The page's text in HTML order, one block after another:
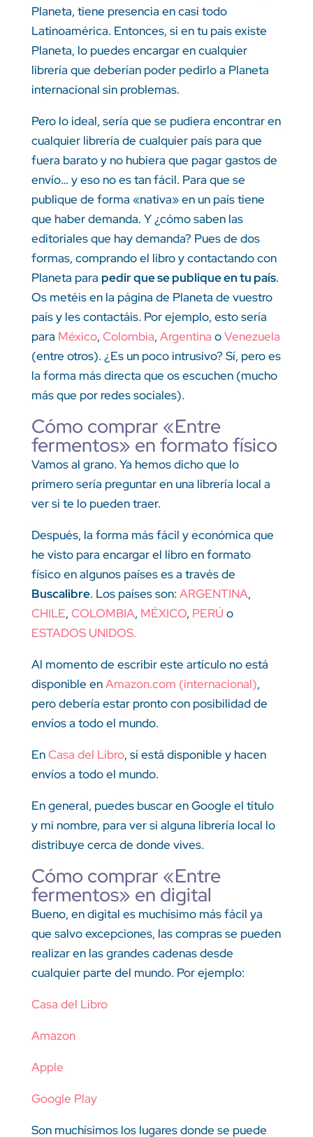
Planeta, tiene presencia en casi todo
Latinoamérica. Entonces, si en tu país existe
Planeta, lo puedes encargar en cualquier
librería que deberían poder pedirlo a Planeta
internacional sin problemas.
Pero lo ideal, sería que se pudiera encontrar en
cualquier librería de cualquier país para que
fuera barato y no hubiera que pagar gastos de
envío… y eso no es tan fácil. Para que se
publique de forma «nativa» en un país tiene
que haber demanda. Y ¿cómo saben las
editoriales que hay demanda? Pues de dos
formas, comprando el libro y contactando con
Planeta para pedir que se publique en tu país.
Os metéis en la página de Planeta de vuestro
país y les contactáis. Por ejemplo, esto sería
para México, Colombia, Argentina oVenezuela
(entre otros). ¿Es un poco intrusivo? Sí, pero es
la forma más directa que os escuchen (mucho
más que por redes sociales).
Cómo comprar «Entre
fermentos» en formato físico
Vamos al grano. Ya hemos dicho que lo
primero sería preguntar en una librería local a
ver si te lo pueden traer.
Después, la forma más fácil y económica que
he visto para encargar el libro en formato
físico en algunos países es a través de
Buscalibre. Los países son: ARGENTINA,
CHILE, COLOMBIA, MÉXICO, PERÚ o
ESTADOS UNIDOS.
Al momento de escribir este artículo no está
disponible enAmazon.com (internacional),
pero debería estar pronto con posibilidad de
envíos a todo el mundo.
EnCasa del Libro, sí está disponible y hacen
envíos a todo el mundo.
En general, puedes buscar en Google el título
y mi nombre, para ver si alguna librería local lo
distribuye cerca de donde vives.
Cómo comprar «Entre
fermentos» en digital
Bueno, en digital es muchísimo más fácil ya
que salvo excepciones, las compras se pueden
realizar en las grandes cadenas desde
cualquier parte del mundo. Por ejemplo:
Casa del Libro
Amazon
Apple
Google Play
Son muchísimos los lugares donde se puede